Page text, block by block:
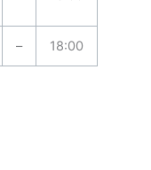
– 18:00